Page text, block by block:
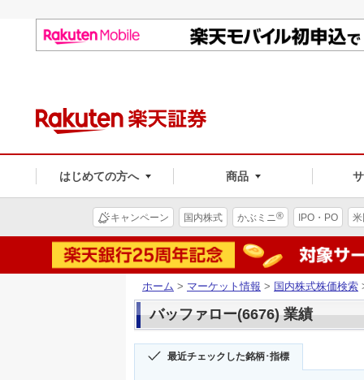
はじめての方へ 商品
キャンペーン 国内株式 かぶミニ® IPO・PO
ホーム > マーケット情報 > 国内株式株価検索
バッファロー(6676) 業績
最近チェックした銘柄･指標